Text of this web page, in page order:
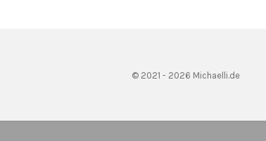
© 2021 - 2026 Michaelli.de